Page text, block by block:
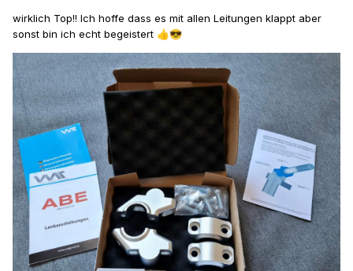
wirklich Top!! Ich hoffe dass es mit allen Leitungen klappt aber
sonst bin ich echt begeistert 👍😎